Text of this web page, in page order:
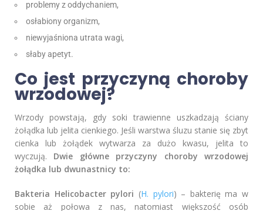
problemy z oddychaniem,
osłabiony organizm,
niewyjaśniona utrata wagi,
słaby apetyt.
Co jest przyczyną choroby
wrzodowej?
Wrzody powstają, gdy soki trawienne uszkadzają ściany
żołądka lub jelita cienkiego. Jeśli warstwa śluzu stanie się zbyt
cienka lub żołądek wytwarza za dużo kwasu, jelita to
wyczują. Dwie główne przyczyny choroby wrzodowej
żołądka lub dwunastnicy to:
Bakteria Helicobacter pylori (H. pylori) – bakterię ma w
sobie aż połowa z nas, natomiast większość osób